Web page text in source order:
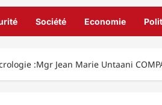
Société Economie
:Mgr Jean Marie Untaani